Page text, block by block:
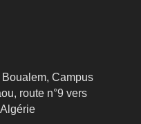
Campus
route n°9 vers